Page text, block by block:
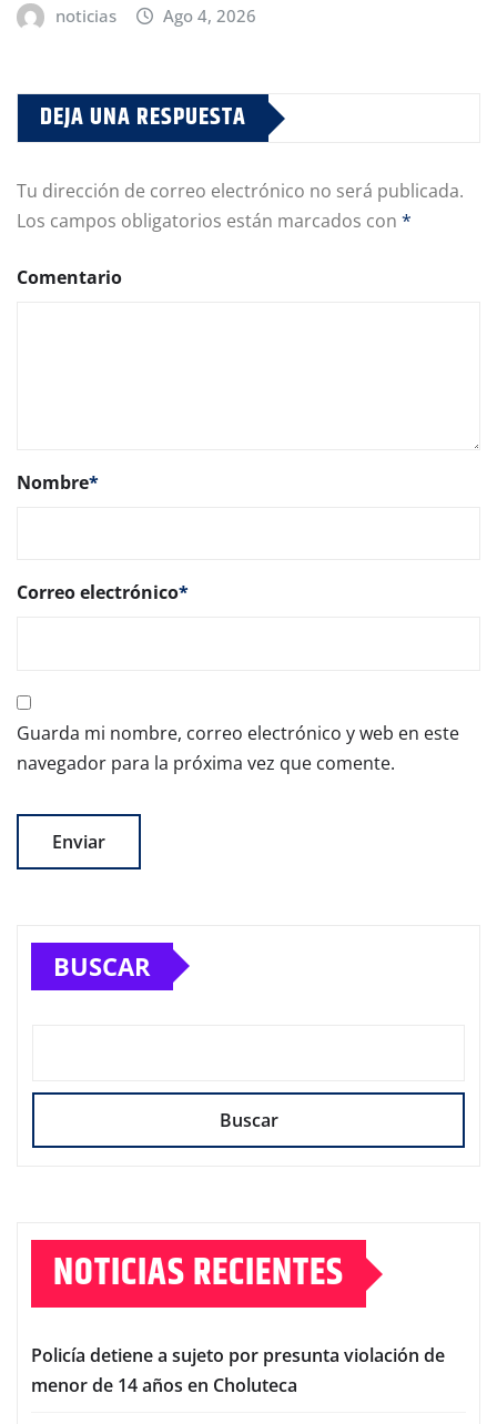
noticias Ago 4, 2026
DEJA UNA RESPUESTA
Tu dirección de correo electrónico no será publicada.
Los campos obligatorios están marcados con *
Comentario
Nombre*
Correo electrónico*
Guarda mi nombre, correo electrónico y web en este
navegador para la próxima vez que comente.
BUSCAR
Buscar
NOTICIAS RECIENTES
Policía detiene a sujeto por presunta violación de
menor de 14 años en Choluteca